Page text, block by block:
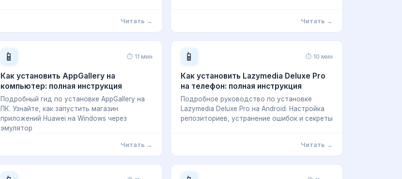
Читать → Читать →
📱 ⏱ 11 мин
Как установить AppGallery на
компьютер: полная инструкция
Подробный гид по установке AppGallery на
ПК. Узнайте, как запустить магазин
приложений Huawei на Windows через
эмулятор
Читать →
📱 ⏱ 10 мин
Как установить Lazymedia Deluxe Pro
на телефон: полная инструкция
Подробное руководство по установке
Lazymedia Deluxe Pro на Android. Настройка
репозиториев, устранение ошибок и секреты
Читать →